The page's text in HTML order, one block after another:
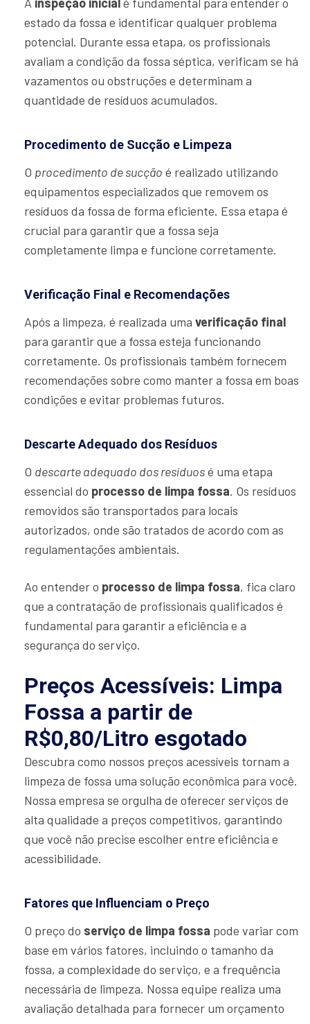
estado da fossa e identificar qualquer problema
potencial. Durante essa etapa, os profissionais
avaliam a condição da fossa séptica, verificam se há
vazamentos ou obstruções e determinam a
quantidade de resíduos acumulados.
Procedimento de Sucção e Limpeza
O procedimento de sucção é realizado utilizando
equipamentos especializados que removem os
resíduos da fossa de forma eficiente. Essa etapa é
crucial para garantir que a fossa seja
completamente limpa e funcione corretamente.
Verificação Final e Recomendações
Após a limpeza, é realizada uma verificação final
para garantir que a fossa esteja funcionando
corretamente. Os profissionais também fornecem
recomendações sobre como manter a fossa em boas
condições e evitar problemas futuros.
Descarte Adequado dos Resíduos
O descarte adequado dos resíduosé uma etapa
essencial do processo de limpa fossa. Os resíduos
removidos são transportados para locais
autorizados, onde são tratados de acordo com as
regulamentações ambientais.
Ao entender o processo de limpa fossa, fica claro
que a contratação de profissionais qualificados é
fundamental para garantir a eficiência e a
segurança do serviço.
Preços Acessíveis: Limpa
Fossa a partir de
R$0,80/Litro esgotado
Descubra como nossos preços acessíveis tornam a
limpeza de fossa uma solução econômica para você.
Nossa empresa se orgulha de oferecer serviços de
alta qualidade a preços competitivos, garantindo
que você não precise escolher entre eficiência e
acessibilidade.
Fatores que Influenciam o Preço
O preço do serviço de limpa fossa pode variar com
base em vários fatores, incluindo o tamanho da
fossa, a complexidade do serviço, e a frequência
necessária de limpeza. Nossa equipe realiza uma
avaliação detalhada para fornecer um orçamento